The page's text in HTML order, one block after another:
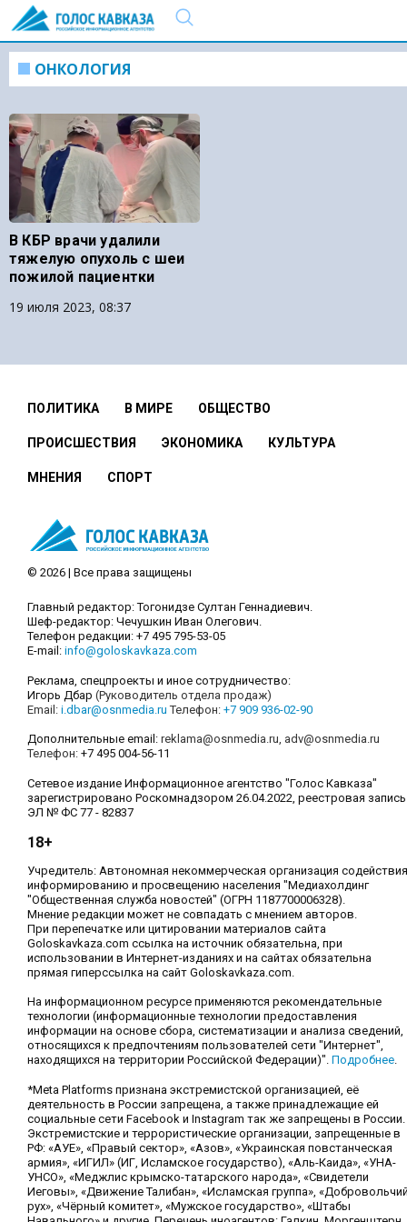
ОНКОЛОГИЯ
В КБР врачи удалили
тяжелую опухоль с шеи
пожилой пациентки
19 июля 2023, 08:37
ПОЛИТИКА В МИРЕ ОБЩЕСТВО
ПРОИСШЕСТВИЯ ЭКОНОМИКА КУЛЬТУРА
МНЕНИЯ СПОРТ
© 2026 | Все права защищены
Главный редактор: Тогонидзе Султан Геннадиевич.
Шеф-редактор: Чечушкин Иван Олегович.
Телефон редакции: +7 495 795-53-05
E-mail: info@goloskavkaza.com
Реклама, спецпроекты и иное сотрудничество:
Игорь Дбар (Руководитель отдела продаж)
Email: i.dbar@osnmedia.ru Телефон: +7 909 936-02-90
Дополнительные email: reklama@osnmedia.ru, adv@osnmedia.ru
Телефон: +7 495 004-56-11
Сетевое издание Информационное агентство "Голос Кавказа"
зарегистрировано Роскомнадзором 26.04.2022, реестровая запись
ЭЛ № ФС 77 - 82837
18+
Учредитель: Автономная некоммерческая организация содействия
информированию и просвещению населения "Медиахолдинг
"Общественная служба новостей" (ОГРН 1187700006328).
Мнение редакции может не совпадать с мнением авторов.
При перепечатке или цитировании материалов сайта
Goloskavkaza.com ссылка на источник обязательна, при
использовании в Интернет-изданиях и на сайтах обязательна
прямая гиперссылка на сайт Goloskavkaza.com.
На информационном ресурсе применяются рекомендательные
технологии (информационные технологии предоставления
информации на основе сбора, систематизации и анализа сведений,
относящихся к предпочтениям пользователей сети "Интернет",
находящихся на территории Российской Федерации)". Подробнее.
*Meta Platforms признана экстремистской организацией, её
деятельность в России запрещена, а также принадлежащие ей
социальные сети Facebook и Instagram так же запрещены в России.
Экстремистские и террористические организации, запрещенные в
РФ: «АУЕ», «Правый сектор», «Азов», «Украинская повстанческая
армия», «ИГИЛ» (ИГ, Исламское государство), «Аль-Каида», «УНА-
УНСО», «Меджлис крымско-татарского народа», «Свидетели
Иеговы», «Движение Талибан», «Исламская группа»,
рух», «Чёрный комитет», «Мужское государство», «Штабы